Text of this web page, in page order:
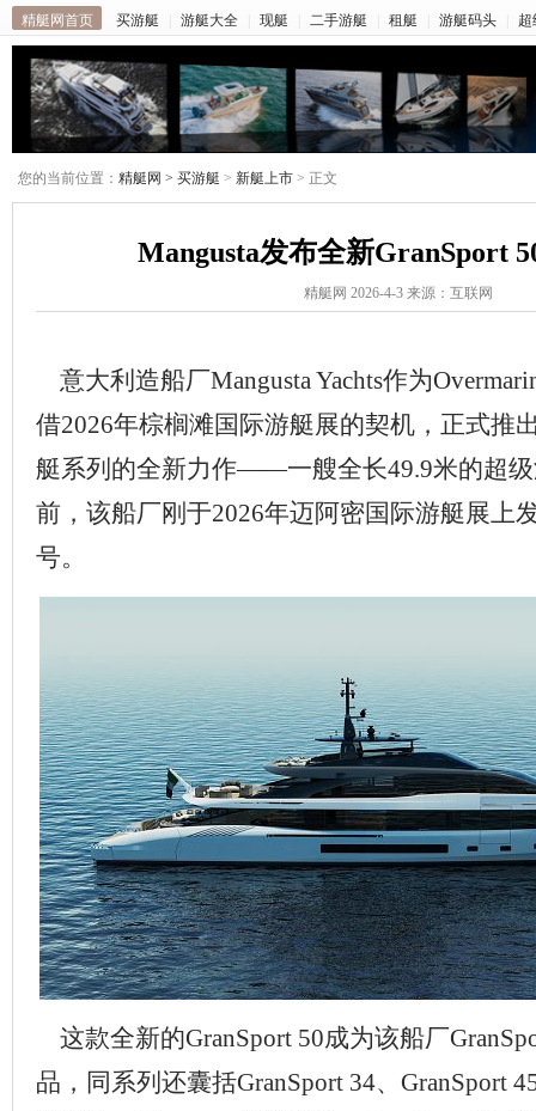
精艇网首页 买游艇 游艇大全 现艇 二手游艇 租艇 游艇码头 超
您的当前位置： 精艇网 > 买游艇 > 新艇上市 > 正文
Mangusta发布全新GranSport
精艇网 2026-4-3 来源：互联网
意大利造船厂Mangusta Yachts作为
借2026年棕榈滩国际游艇展的契机，正式推
艇系列的全新力作——一艘全长49.9米的超
前，该船厂刚于2026年迈阿密国际游艇展上
号。
这款全新的GranSport 50成为该船厂
品，同系列还囊括GranSport 34、GranSport